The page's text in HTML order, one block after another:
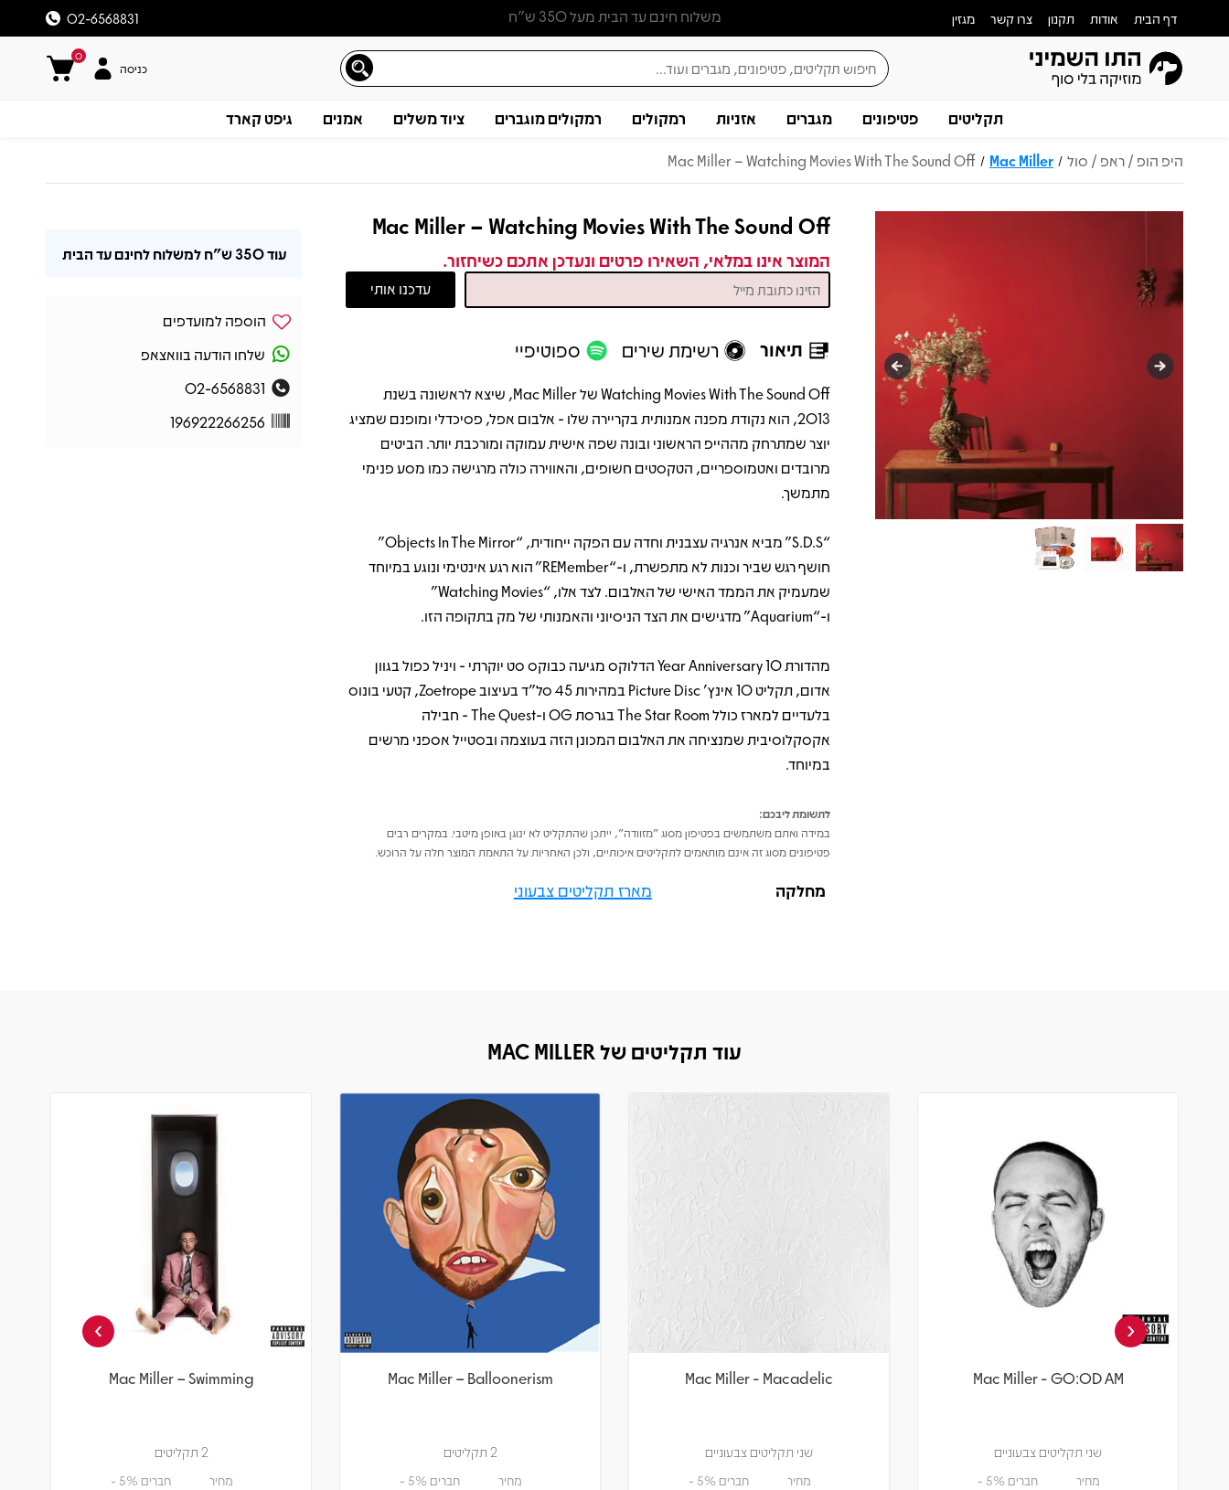
משלוח חינם עד הבית מעל 350 ש״ח דף הבית אודות תקנון צרו קשר מגזין 02-6568831
0
כניסה
תקליטים פטיפונים מגברים אזניות רמקולים רמקולים מוגברים ציוד משלים אמנים גיפט קארד
היפ הופ / ראפ / סול /
Mac Miller
/
Mac Miller – Watching Movies With The Sound Off
Mac Miller – Watching Movies With The Sound Off
המוצר אינו במלאי, השאירו פרטים ונעדכן אתכם כשיחזור.
תיאור רשימת שירים ספוטיפיי
תיאורWatching Movies With The Sound Off של Mac Miller, שיצא לראשונה בשנת
2013, הוא נקודת מפנה אמנותית בקריירה שלו - אלבום אפל, פסיכדלי ומופנם שמציג
יוצר שמתרחק מההייפ הראשוני ובונה שפה אישית עמוקה ומורכבת יותר. הביטים
מרובדים ואטמוספריים, הטקסטים חשופים, והאווירה כולה מרגישה כמו מסע פנימי
מתמשך.
“S.D.S” מביא אנרגיה עצבנית וחדה עם הפקה ייחודית, “Objects In The Mirror”
חושף רגש שביר וכנות לא מתפשרת, ו-“REMember” הוא רגע אינטימי ונוגע במיוחד
שמעמיק את הממד האישי של האלבום. לצד אלו, “Watching Movies”
ו-“Aquarium” מדגישים את הצד הניסיוני והאמנותי של מק בתקופה הזו.
מהדורת 10 Year Anniversary הדלוקס מגיעה כבוקס סט יוקרתי - ויניל כפול בגוון
אדום, תקליט 10 אינץ’ Picture Disc במהירות 45 סל"ד בעיצוב Zoetrope, קטעי בונוס
בלעדיים למארז כולל The Star Room בגרסת OG ו-The Quest - חבילה
אקסקלוסיבית שמנציחה את האלבום המכונן הזה בעוצמה ובסטייל אספני מרשים
במיוחד.
לתשומת ליבכם:
במידה ואתם משתמשים בפטיפון מסוג "מזוודה", ייתכן שהתקליט לא ינוגן באופן מיטבי. במקרים רבים
פטיפונים מסוג זה אינם מותאמים לתקליטים איכותיים, ולכן האחריות על התאמת המוצר חלה על הרוכש.
מחלקה מארז תקליטים צבעוני
עוד350 ש"ח למשלוח לחינם עד הבית
הוספה למועדפים
שלחו הודעה בוואצאפ
02-6568831
196922266256
עוד תקליטים של MAC MILLER
Mac Miller - GO:OD AM
שני תקליטים צבעוניים
מחיר חברים 5% -
Mac Miller - Macadelic
שני תקליטים צבעוניים
מחיר חברים 5% -
Mac Miller – Balloonerism
2 תקליטים
מחיר חברים 5% -
Mac Miller – Swimming
2 תקליטים
מחיר חברים 5% -
‹
›